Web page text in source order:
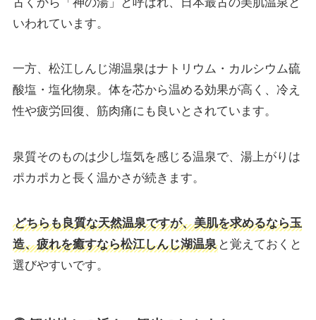
古くから「神の湯」と呼ばれ、日本最古の美肌温泉と
いわれています。
一方、松江しんじ湖温泉はナトリウム・カルシウム硫
酸塩・塩化物泉。体を芯から温める効果が高く、冷え
性や疲労回復、筋肉痛にも良いとされています。
泉質そのものは少し塩気を感じる温泉で、湯上がりは
ポカポカと長く温かさが続きます。
どちらも良質な天然温泉ですが、美肌を求めるなら玉
造、疲れを癒すなら松江しんじ湖温泉と覚えておくと
選びやすいです。